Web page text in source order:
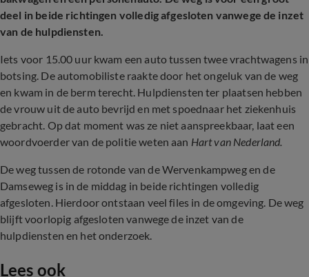
deel in beide richtingen volledig afgesloten vanwege de inzet
van de hulpdiensten.
Iets voor 15.00 uur kwam een auto tussen twee vrachtwagens in
botsing. De automobiliste raakte door het ongeluk van de weg
en kwam in de berm terecht. Hulpdiensten ter plaatsen hebben
de vrouw uit de auto bevrijd en met spoednaar het ziekenhuis
gebracht. Op dat moment was ze niet aanspreekbaar, laat een
woordvoerder van de politie weten aan Hart van Nederland.
De weg tussen de rotonde van de Wervenkampweg en de
Damseweg is in de middag in beide richtingen volledig
afgesloten. Hierdoor ontstaan veel files in de omgeving. De weg
blijft voorlopig afgesloten vanwege de inzet van de
hulpdiensten en het onderzoek.
Lees ook